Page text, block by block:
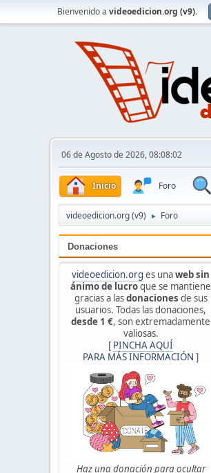
Bienvenido a videoedicion.org (v9).
06 de Agosto de 2026, 08:08:02
Inicio Foro
videoedicion.org (v9) ► Foro
Donaciones
videoedicion.org es unaweb sin
ánimo de lucroque se mantiene
gracias a lasdonaciones de sus
usuarios. Todas las donaciones,
desde 1 €, son extremadamente
valiosas.
[ PINCHA AQUÍ
PARA MÁS INFORMACIÓN ]
Haz una donación para ocultar